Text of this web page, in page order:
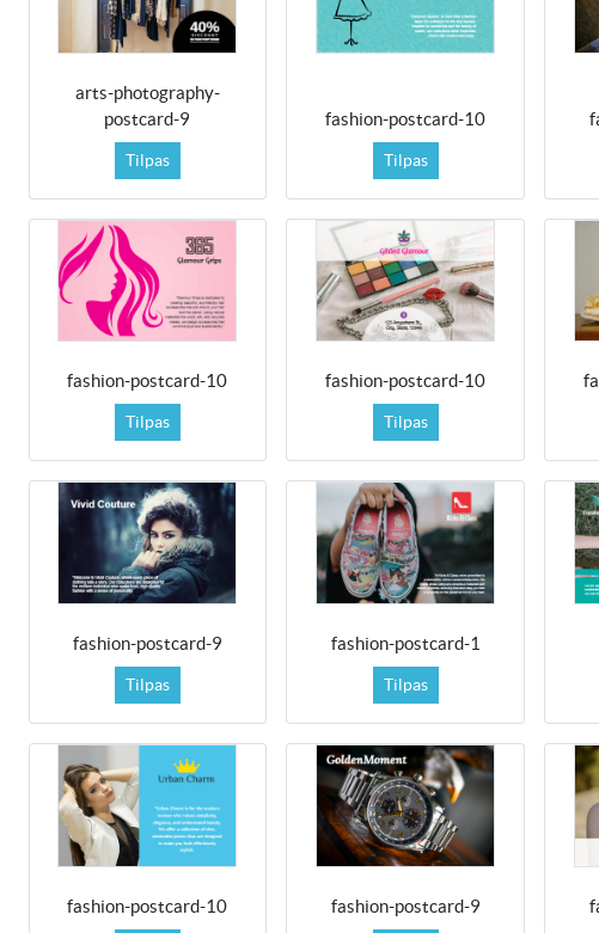
arts-photography-
postcard-9
Tilpas
fashion-postcard-10
Tilpas
fashion-postcard-10
Tilpas
fashion-postcard-10
Tilpas
fashion-postcard-9
Tilpas
fashion-postcard-1
Tilpas
fashion-postcard-10 fashion-postcard-9